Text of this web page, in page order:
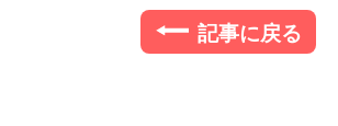
記事に戻る